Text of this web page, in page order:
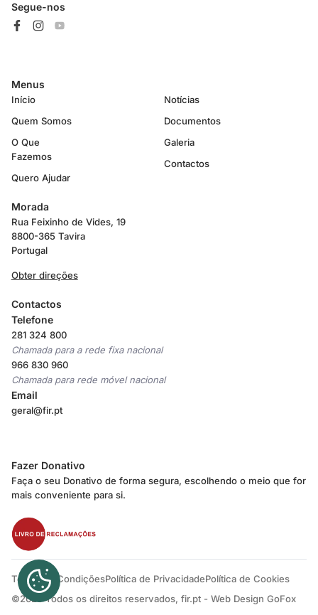
Segue-nos
Menus
Início
Quem Somos
O Que
Fazemos
Quero Ajudar
Notícias
Documentos
Galeria
Contactos
Morada
Rua Feixinho de Vides, 19
8800-365 Tavira
Portugal
Obter direções
Contactos
Telefone
281 324 800
Chamada para a rede fixa nacional
966 830 960
Chamada para rede móvel nacional
Email
geral@fir.pt
Fazer Donativo
Faça o seu Donativo de forma segura, escolhendo o meio que for
mais conveniente para si.
Termos e CondiçõesPolítica de PrivacidadePolítica de Cookies
©2026 Todos os direitos reservados, fir.pt - Web Design GoFox
Cookies